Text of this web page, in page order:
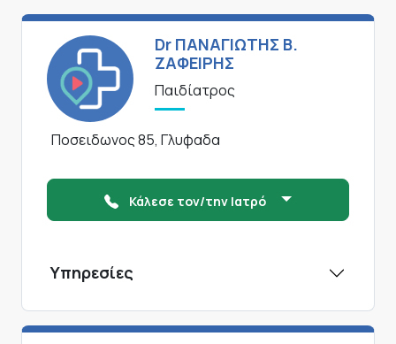
Dr ΠΑΝΑΓΙΩΤΗΣ Β.
ΖΑΦΕΙΡΗΣ
Παιδίατρος
Ποσειδωνος 85, Γλυφαδα
Κάλεσε τον/την Ιατρό
Υπηρεσίες